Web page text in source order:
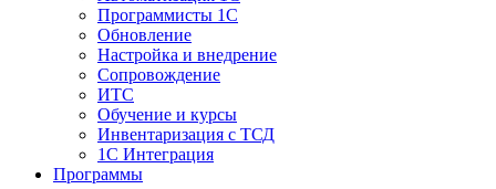
Программисты 1С
Обновление
Настройка и внедрение
Сопровождение
ИТС
Обучение и курсы
Инвентаризация с ТСД
1С Интеграция
Программы